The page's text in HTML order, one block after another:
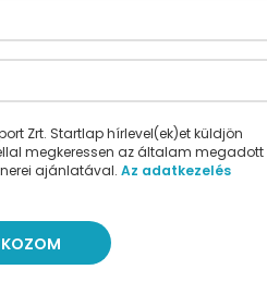
Zrt. Startlap hírlevel(ek)et küldjön
megkeressen az általam megadott
ajánlatával. Az adatkezelés